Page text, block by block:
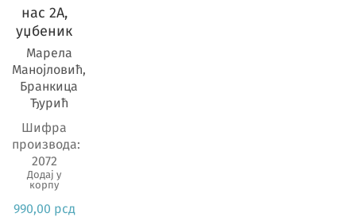
нас 2А,
уџбеник
Марела
Манојловић,
Бранкица
Ђурић
Шифра
производа:
2072
Додај у
корпу
990,00 рсд